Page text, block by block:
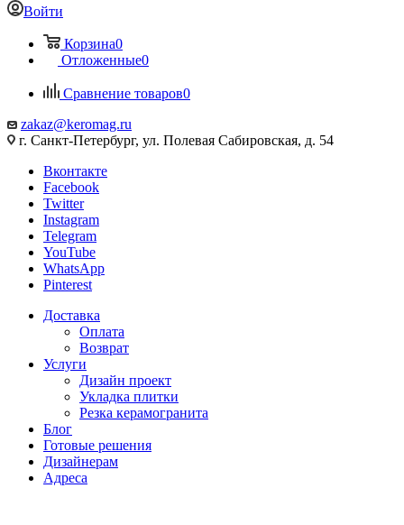
Войти
Корзина0
Отложенные0
Сравнение товаров0
zakaz@keromag.ru
г. Санкт-Петербург, ул. Полевая Сабировская, д. 54
Вконтакте
Facebook
Twitter
Instagram
Telegram
YouTube
WhatsApp
Pinterest
Доставка
Оплата
Возврат
Услуги
Дизайн проект
Укладка плитки
Резка керамогранита
Блог
Готовые решения
Дизайнерам
Адреса